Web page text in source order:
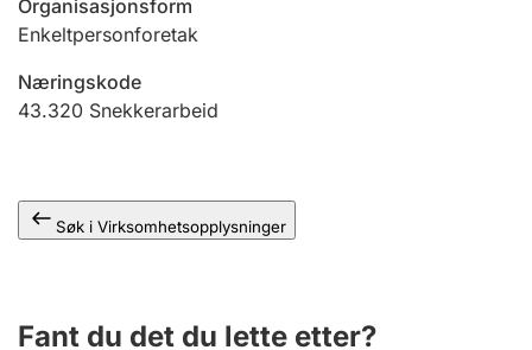
Offentlig sektor
Organisasjonsform
Enkeltpersonforetak
Næringskode
43.320 Snekkerarbeid
Søk i Virksomhetsopplysninger
Fant du det du lette etter?